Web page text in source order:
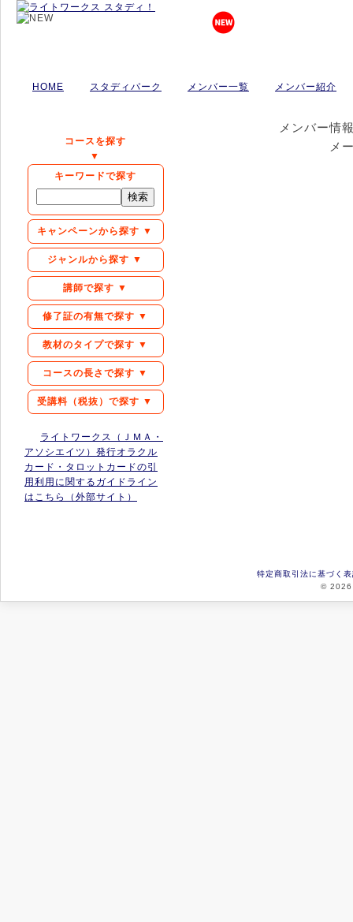
HOME スタディパーク メンバー一覧 メンバー紹介
コースを探す
▼
キーワードで探す
キャンペーンから探す ▼
ジャンルから探す ▼
講師で探す ▼
修了証の有無で探す ▼
教材のタイプで探す ▼
コースの長さで探す ▼
受講料（税抜）で探す ▼
ライトワークス（ＪＭＡ・
アソシエイツ）発行オラクル
カード・タロットカードの引
用利用に関するガイドライン
はこちら（外部サイト）
メンバー情
メ
特定商取引法に基づく
© 2026